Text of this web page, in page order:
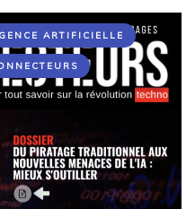
ARTIFICIELLE